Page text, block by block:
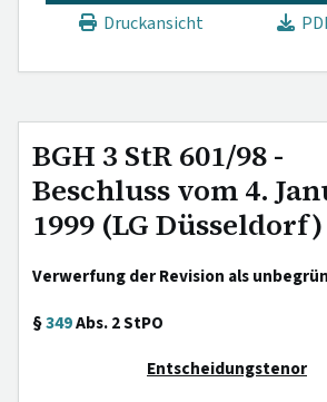
Druckansicht
BGH 3 StR 601/98 -
Beschluss vom 4.
1999 (LG Düsseldorf)
Verwerfung der Revision als
§349Abs. 2 StPO
Entscheidungstenor